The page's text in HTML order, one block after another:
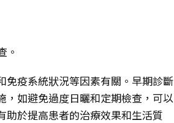
。
免疫系統狀況等因素有關。早期診斷
如避免過度日曬和定期檢查，可以
助於提高患者的治療效果和生活質